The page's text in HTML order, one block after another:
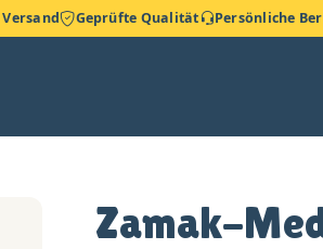
Geprüfte Qualität Persönliche
Zamak-